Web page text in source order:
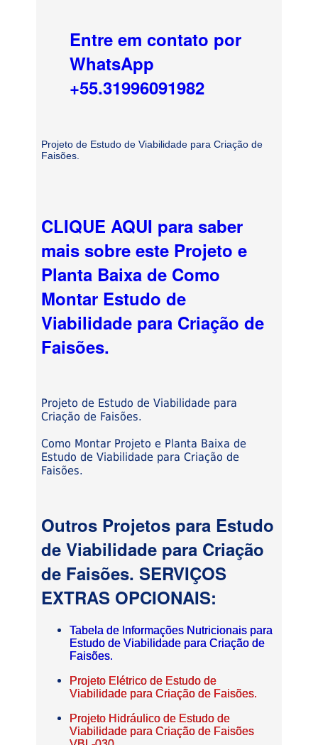
Entre em contato por
WhatsApp
+55.31996091982
Projeto de Estudo de Viabilidade para Criação de
Faisões.
CLIQUE AQUI para saber
mais sobre este Projeto e
Planta Baixa de Como
Montar Estudo de
Viabilidade para Criação de
Faisões.
Projeto de Estudo de Viabilidade para
Criação de Faisões.
Como Montar Projeto e Planta Baixa de
Estudo de Viabilidade para Criação de
Faisões.
Outros Projetos para Estudo
de Viabilidade para Criação
de Faisões. SERVIÇOS
EXTRAS OPCIONAIS:
Tabela de Informações Nutricionais para
Estudo de Viabilidade para Criação de
Faisões.
Projeto Elétrico de Estudo de
Viabilidade para Criação de Faisões.
Projeto Hidráulico de Estudo de
Viabilidade para Criação de Faisões